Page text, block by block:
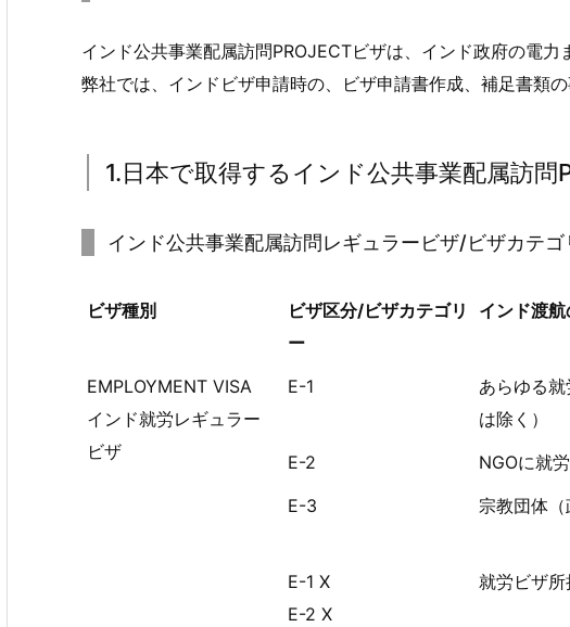
インド公共事業配属訪問PROJECTビザは、インド政府の電
弊社では、インドビザ申請時の、ビザ申請書作成、補足書類
1.日本で取得するインド公共事業配属訪
インド公共事業配属訪問レギュラービザ/ビザカ
ビザ種別
ビザ区分/ビザカテゴリ
ー
インド渡
EMPLOYMENT VISA
インド就労レギュラー
ビザ
E-1
あらゆる
は除く）
E-2
NGOに就労
E-3
宗教団体（
E-1 X
E-2 X
就労ビザ